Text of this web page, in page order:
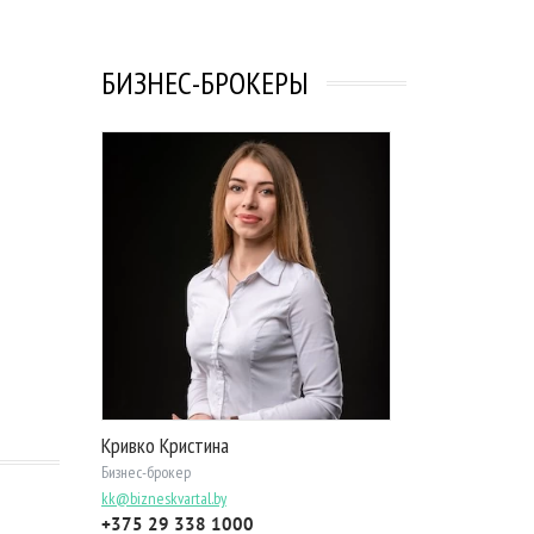
БИЗНЕС-БРОКЕРЫ
Кривко Кристина
Бизнес-брокер
kk@bizneskvartal.by
+375 29 338 1000